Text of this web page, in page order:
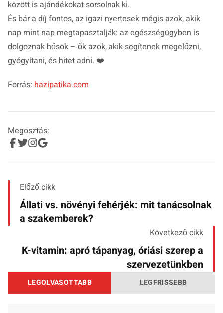
között is ajándékokat sorsolnak ki.
És bár a díj fontos, az igazi nyertesek mégis azok, akik
nap mint nap megtapasztalják: az egészségügyben is
dolgoznak hősök – ők azok, akik segítenek megelőzni,
gyógyítani, és hitet adni. ❤️
Forrás: hazipatika.com
Megosztás:
Előző cikk
Állati vs. növényi fehérjék: mit tanácsolnak
a szakemberek?
Következő cikk
K-vitamin: apró tápanyag, óriási szerep a
szervezetünkben
LEGOLVASOTTABB LEGFRISSEBB